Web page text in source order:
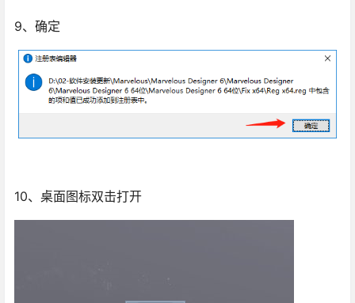
9、确定
10、桌面图标双击打开